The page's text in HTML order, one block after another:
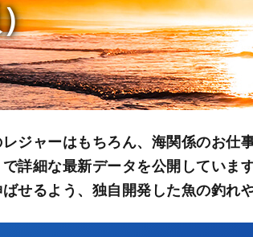
ジャーはもちろん、海関係のお仕
詳細な最新データを公開していま
せるよう、独自開発した魚の釣れ